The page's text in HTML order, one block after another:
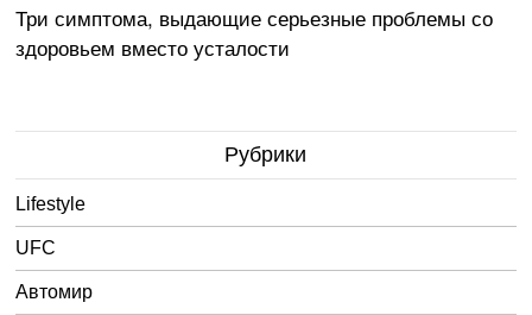
Три симптома, выдающие серьезные проблемы со
здоровьем вместо усталости
Рубрики
Lifestyle
UFC
Автомир